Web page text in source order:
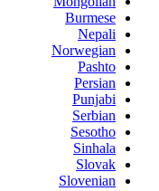
Burmese
Nepali
Norwegian
Pashto
Persian
Punjabi
Serbian
Sesotho
Sinhala
Slovak
Slovenian